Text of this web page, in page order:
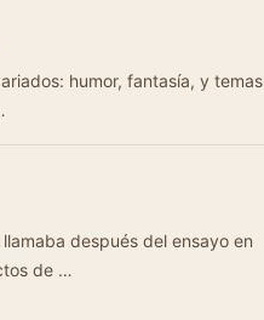
humor, fantasía, y temas
después del ensayo en
de …